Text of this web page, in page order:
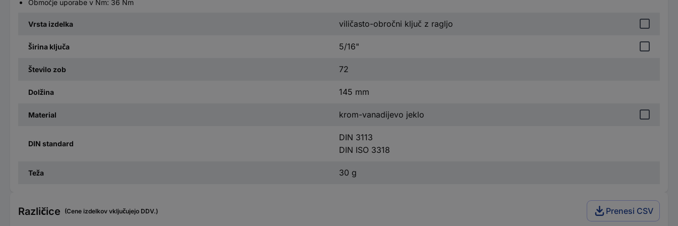
Območje uporabe v Nm: 36 Nm
Vrsta izdelka viličasto-obročni ključ z ragljo
Širina ključa 5/16"
Število zob 72
Dolžina 145 mm
Material krom-vanadijevo jeklo
DIN standard
DIN 3113
DIN ISO 3318
Teža 30 g
Različice (Cene izdelkov vključujejo DDV.) Prenesi CSV